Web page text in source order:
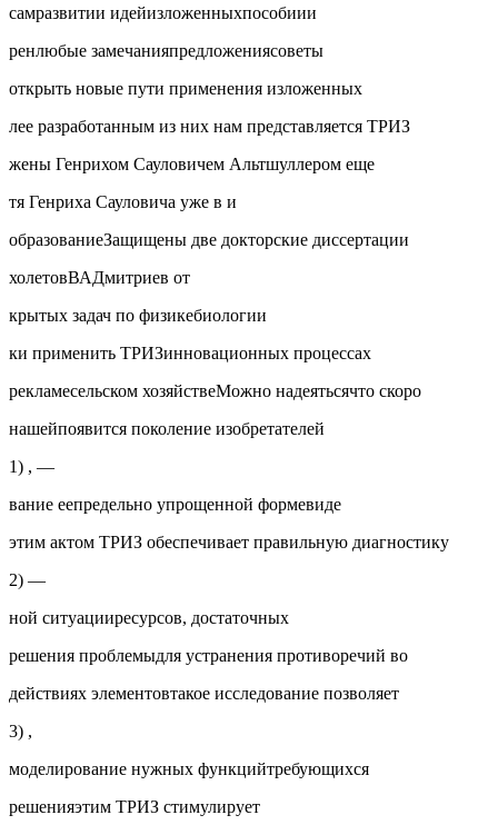
самразвитии идейизложенныхпособиии
ренлюбые замечанияпредложениясоветы
открыть новые пути применения изложенных
лее разработанным из них нам представляется ТРИЗ
жены Генрихом Сауловичем Альтшуллером еще
тя Генриха Сауловича уже в и
образованиеЗащищены две докторские диссертации
холетовВАДмитриев от
крытых задач по физикебиологии
ки применить ТРИЗинновационных процессах
рекламесельском хозяйствеМожно надеятьсячто скоро
нашейпоявится поколение изобретателей
1) , —
вание еепредельно упрощенной формевиде
этим актом ТРИЗ обеспечивает правильную диагностику
2) —
ной ситуацииресурсов, достаточных
решения проблемыдля устранения противоречий во
действиях элементовтакое исследование позволяет
3) ,
моделирование нужных функцийтребующихся
решенияэтим ТРИЗ стимулирует